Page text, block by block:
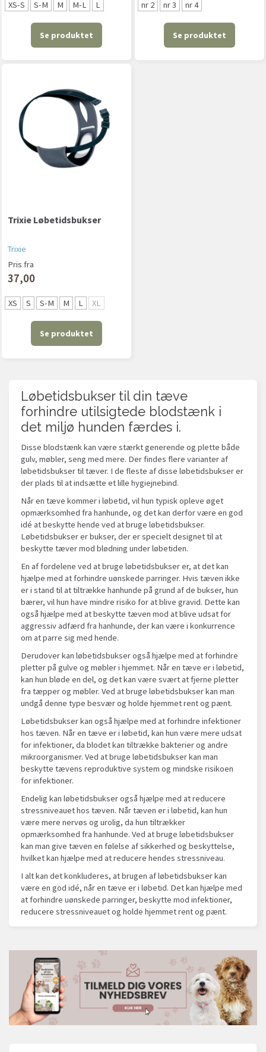
XS-S S-M M M-L L
Se produktet
nr 2 nr 3 nr 4
Se produktet
Trixie Løbetidsbukser
Trixie
Pris fra
37,00
XS S S-M M L XL
Se produktet
Løbetidsbukser til din tæve
forhindre utilsigtede blodstænk i
det miljø hunden færdes i.
Disse blodstænk kan være stærkt generende og plette både
gulv, møbler, seng med mere. Der findes flere varianter af
løbetidsbukser til tæver. I de fleste af disse løbetidsbukser er
der plads til at indsætte et lille hygiejnebind.
Når en tæve kommer i løbetid, vil hun typisk opleve øget
opmærksomhed fra hanhunde, og det kan derfor være en god
idé at beskytte hende ved at bruge løbetidsbukser.
Løbetidsbukser er bukser, der er specielt designet til at
beskytte tæver mod blødning under løbetiden.
En af fordelene ved at bruge løbetidsbukser er, at det kan
hjælpe med at forhindre uønskede parringer. Hvis tæven ikke
er i stand til at tiltrække hanhunde på grund af de bukser, hun
bærer, vil hun have mindre risiko for at blive gravid. Dette kan
også hjælpe med at beskytte tæven mod at blive udsat for
aggressiv adfærd fra hanhunde, der kan være i konkurrence
om at parre sig med hende.
Derudover kan løbetidsbukser også hjælpe med at forhindre
pletter på gulve og møbler i hjemmet. Når en tæve er i løbetid,
kan hun bløde en del, og det kan være svært at fjerne pletter
fra tæpper og møbler. Ved at bruge løbetidsbukser kan man
undgå denne type besvær og holde hjemmet rent og pænt.
Løbetidsbukser kan også hjælpe med at forhindre infektioner
hos tæven. Når en tæve er i løbetid, kan hun være mere udsat
for infektioner, da blodet kan tiltrække bakterier og andre
mikroorganismer. Ved at bruge løbetidsbukser kan man
beskytte tævens reproduktive system og mindske risikoen
for infektioner.
Endelig kan løbetidsbukser også hjælpe med at reducere
stressniveauet hos tæven. Når tæven er i løbetid, kan hun
være mere nervøs og urolig, da hun tiltrækker
opmærksomhed fra hanhunde. Ved at bruge løbetidsbukser
kan man give tæven en følelse af sikkerhed og beskyttelse,
hvilket kan hjælpe med at reducere hendes stressniveau.
I alt kan det konkluderes, at brugen af løbetidsbukser kan
være en god idé, når en tæve er i løbetid. Det kan hjælpe med
at forhindre uønskede parringer, beskytte mod infektioner,
reducere stressniveauet og holde hjemmet rent og pænt.